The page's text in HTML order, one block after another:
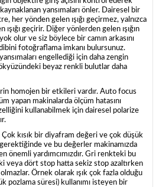
yansımaları önler. Dairesel bir
her yönden gelen ışığı geçirmez, yalnızca
ışığı geçirir. Diğer yönlerden gelen ışığın
olur ve siz böylece bir camın arkasını
fotoğraflama imkanı bulursunuz.
engellediği için daha zengin
beyaz renkli bulutlar daha
homojen bir etkileri vardır. Auto focus
yapan makinalarda ölçüm hatasını
kullanabilmek için dairesel polarize
Çok kısık bir diyafram değeri ve çok düşük
ve bu değerler makinamızda
önemli yardımcımızdır. Gri renkteki bu
veya dört stop hatta sekiz stop azaltırken
Örnek olarak ışık çok fazla olduğu
pozlama süresi) kullanımı isteyen bir